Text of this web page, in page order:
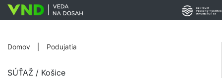
Domov Podujatia
SÚŤAŽ / Košice